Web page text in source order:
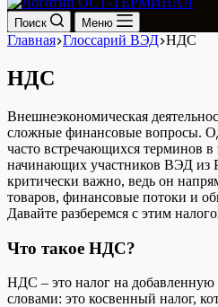
Поиск Меню
Главная Глоссарий ВЭД НДС
НДС
Внешнеэкономическая
сложные финансовые вопросы.
часто встречающихся терминов
начинающих участников ВЭД из
критически важно, ведь он
товаров, финансовые потоки и
Давайте разберемся с этим
Что такое НДС?
НДС – это налог на
словами: это косвенный налог,